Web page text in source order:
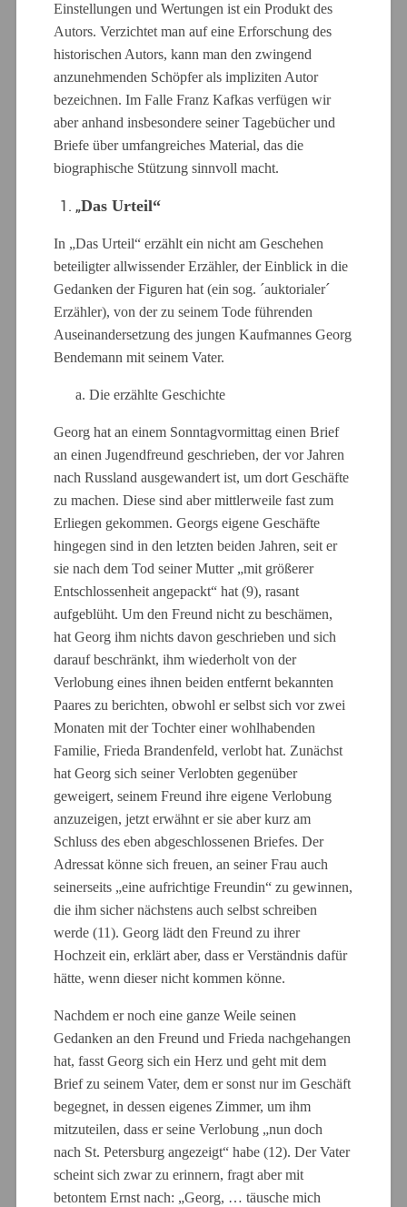
Einstellungen und Wertungen ist ein Produkt des
Autors. Verzichtet man auf eine Erforschung des
historischen Autors, kann man den zwingend
anzunehmenden Schöpfer als impliziten Autor
bezeichnen. Im Falle Franz Kafkas verfügen wir
aber anhand insbesondere seiner Tagebücher und
Briefe über umfangreiches Material, das die
biographische Stützung sinnvoll macht.
„Das Urteil“
In „Das Urteil“ erzählt ein nicht am Geschehen
beteiligter allwissender Erzähler, der Einblick in die
Gedanken der Figuren hat (ein sog. ´auktorialer´
Erzähler), von der zu seinem Tode führenden
Auseinandersetzung des jungen Kaufmannes Georg
Bendemann mit seinem Vater.
a. Die erzählte Geschichte
Georg hat an einem Sonntagvormittag einen Brief
an einen Jugendfreund geschrieben, der vor Jahren
nach Russland ausgewandert ist, um dort Geschäfte
zu machen. Diese sind aber mittlerweile fast zum
Erliegen gekommen. Georgs eigene Geschäfte
hingegen sind in den letzten beiden Jahren, seit er
sie nach dem Tod seiner Mutter „mit größerer
Entschlossenheit angepackt“ hat (9), rasant
aufgeblüht. Um den Freund nicht zu beschämen,
hat Georg ihm nichts davon geschrieben und sich
darauf beschränkt, ihm wiederholt von der
Verlobung eines ihnen beiden entfernt bekannten
Paares zu berichten, obwohl er selbst sich vor zwei
Monaten mit der Tochter einer wohlhabenden
Familie, Frieda Brandenfeld, verlobt hat. Zunächst
hat Georg sich seiner Verlobten gegenüber
geweigert, seinem Freund ihre eigene Verlobung
anzuzeigen, jetzt erwähnt er sie aber kurz am
Schluss des eben abgeschlossenen Briefes. Der
Adressat könne sich freuen, an seiner Frau auch
seinerseits „eine aufrichtige Freundin“ zu gewinnen,
die ihm sicher nächstens auch selbst schreiben
werde (11). Georg lädt den Freund zu ihrer
Hochzeit ein, erklärt aber, dass er Verständnis dafür
hätte, wenn dieser nicht kommen könne.
Nachdem er noch eine ganze Weile seinen
Gedanken an den Freund und Frieda nachgehangen
hat, fasst Georg sich ein Herz und geht mit dem
Brief zu seinem Vater, dem er sonst nur im Geschäft
begegnet, in dessen eigenes Zimmer, um ihm
mitzuteilen, dass er seine Verlobung „nun doch
nach St. Petersburg angezeigt“ habe (12). Der Vater
scheint sich zwar zu erinnern, fragt aber mit
betontem Ernst nach: „Georg, … täusche mich